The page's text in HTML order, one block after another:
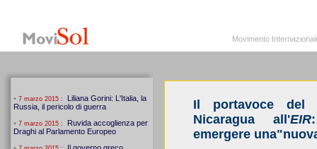
Movimento
Il portavoce del
Nicaragua all'EIR
emergere